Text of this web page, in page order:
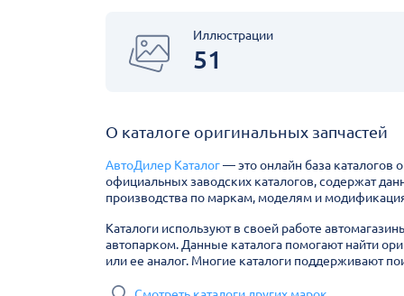
Иллюстрации
51
О каталоге оригинальных запчастей
АвтоДилер Каталог— это онлайн база каталогов
официальных заводских каталогов, содержат
производства по маркам, моделям и
Каталоги используют в своей работе
автопарком. Данные каталога помогают найти
или ее аналог. Многие каталоги поддерживают